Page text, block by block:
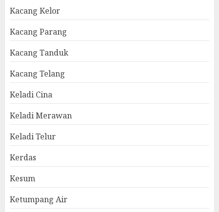
Kacang Kelor
Kacang Parang
Kacang Tanduk
Kacang Telang
Keladi Cina
Keladi Merawan
Keladi Telur
Kerdas
Kesum
Ketumpang Air